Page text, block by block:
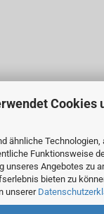
Cookies
ähnliche Technologien,
Funktionsweise
unseres Angebotes zu
bieten zu
unserer